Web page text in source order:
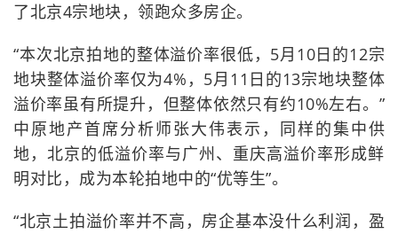
了北京4宗地块，领跑众多房企。
“本次北京拍地的整体溢价率很低，5月10日的12宗
地块整体溢价率仅为4%，5月11日的13宗地块整体
溢价率虽有所提升，但整体依然只有约10%左右。”
中原地产首席分析师张大伟表示，同样的集中供
地，北京的低溢价率与广州、重庆高溢价率形成鲜
明对比，成为本轮拍地中的“优等生”。
“北京土拍溢价率并不高，房企基本没什么利润，盈